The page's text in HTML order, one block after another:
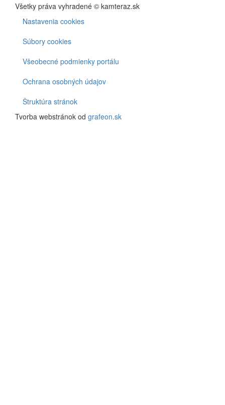
Všetky práva vyhradené © kamteraz.sk
Footer
menu
Cookies
Nastavenia cookies
Súbory cookies
Všeobecné podmienky portálu
Ochrana osobných údajov
Štruktúra stránok
Tvorba webstránok od grafeon.sk